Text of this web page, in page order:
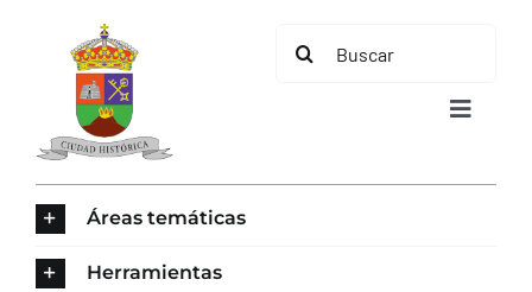
contenido
Buscar:
Toggle
Áreas temáticas
Herramientas